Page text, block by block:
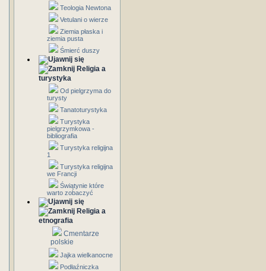
Teologia Newtona
Vetulani o wierze
Ziemia płaska i
ziemia pusta
Śmierć duszy
Religia a
turystyka
Od pielgrzyma do
turysty
Tanatoturystyka
Turystyka
pielgrzymkowa -
bibliografia
Turystyka religijna
1
Turystyka religijna
we Francji
Świątynie które
warto zobaczyć
Religia a
etnografia
Cmentarze
polskie
Jajka wielkanocne
Podłaźniczka